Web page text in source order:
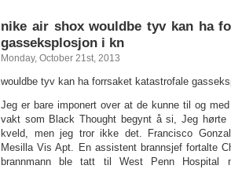
nike air shox wouldbe tyv kan ha
gasseksplosjon i kn
Monday, October 21st, 2013
wouldbe tyv kan ha forrsaket katastrofale
Jeg er bare imponert over at de kunne til og
vakt som Black Thought begynt å si, Jeg hørte
kveld, men jeg tror ikke det. Francisco
Mesilla Vis Apt. En assistent brannsjef fortalte
brannmann ble tatt til West Penn Hospital